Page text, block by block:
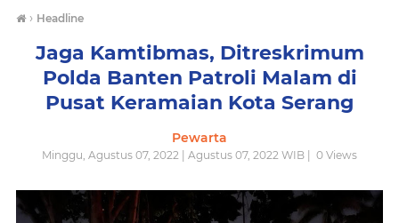
› Headline
Jaga Kamtibmas, Ditreskrimum
Polda Banten Patroli Malam di
Pusat Keramaian Kota Serang
Pewarta
Minggu, Agustus 07, 2022 | Agustus 07, 2022 WIB | 0 Views